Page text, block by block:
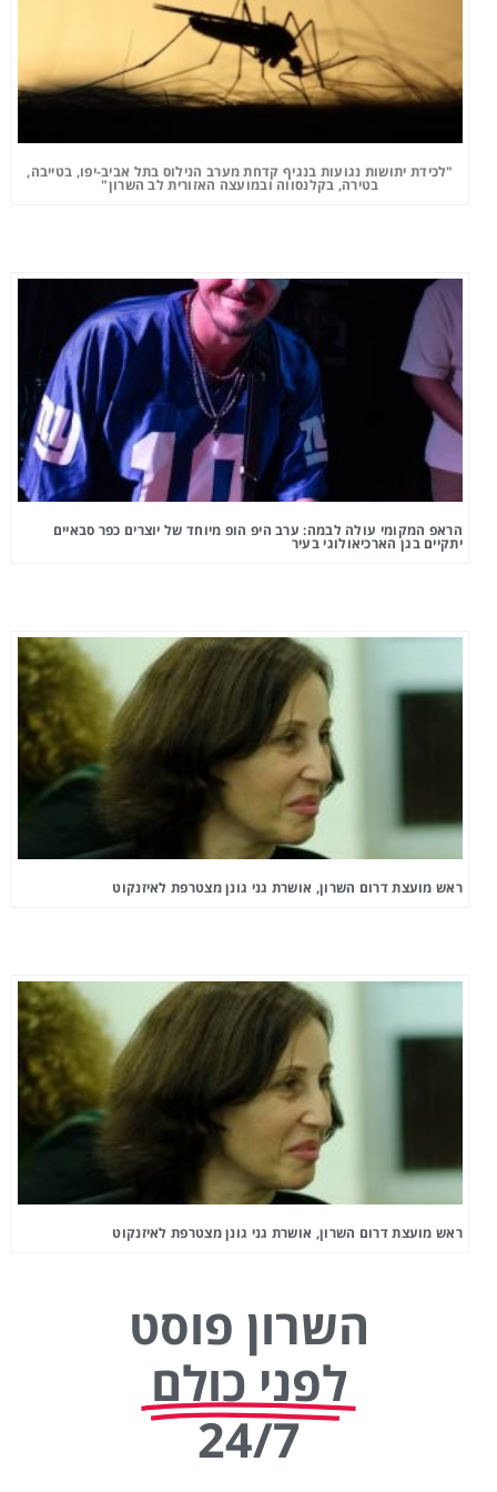
"לכידת יתושות נגועות בנגיף קדחת מערב הנילוס בתל אביב-יפו, בטייבה,
בטירה, בקלנסווה ובמועצה האזורית לב השרון"
הראפ המקומי עולה לבמה: ערב היפ הופ מיוחד של יוצרים כפר סבאיים
יתקיים בגן הארכיאולוגי בעיר
ראש מועצת דרום השרון, אושרת גני גונן מצטרפת לאיזנקוט
ראש מועצת דרום השרון, אושרת גני גונן מצטרפת לאיזנקוט
השרון פוסט
לפני כולם
24/7